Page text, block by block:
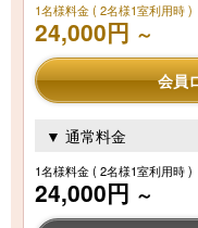
1名様料金( 2名様1室利用時 )
24,000円 ～
会員
▼ 通常料金
1名様料金( 2名様1室利用時 )
24,000円 ～